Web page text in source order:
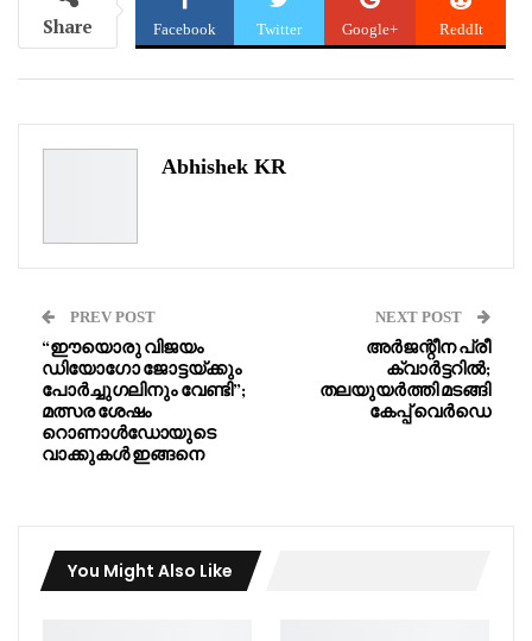
Share Facebook Twitter Google+ ReddIt
Abhishek KR
PREV POST
“ഈയൊരു വിജയം
ഡിയോഗോ ജോട്ടയ്ക്കും
പോർച്ചുഗലിനും വേണ്ടി”;
മത്സര ശേഷം
റൊണാൾഡോയുടെ
വാക്കുകൾ ഇങ്ങനെ
NEXT POST
അർജന്റീന പ്രീ
ക്വാർട്ടറിൽ;
തലയുയർത്തി മടങ്ങി
കേപ്പ് വെർഡെ
You Might Also Like